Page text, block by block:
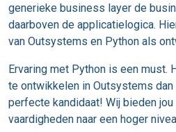
generieke business layer de
daarboven de applicatielogica.
van Outsystems en Python als
Ervaring met Python is een must.
te ontwikkelen in Outsystems
perfecte kandidaat! Wij bieden
vaardigheden naar een hoger